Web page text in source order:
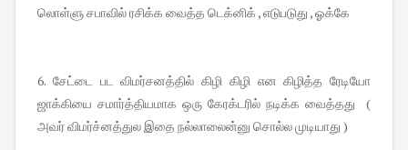
லொள்ளு சபாவில் ரசிக்க வைத்த டெக்னிக் , எடுபடுது , ஓக்கே
6. சேட்டை பட விமர்சனத்தில் கிழி கிழி என கிழித்த ரேடியோ
ஜாக்கியை சமார்த்தியமாக ஒரு கேரக்டரில் நடிக்க வைத்தது (
அவர் விமர்ச்னத்துல இதை நல்லாலைன்னு சொல்ல முடியாது )